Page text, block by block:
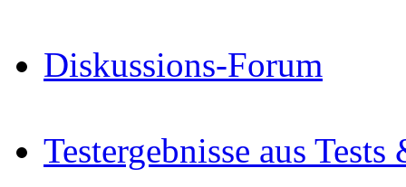
Diskussions-Forum
Testergebnisse aus